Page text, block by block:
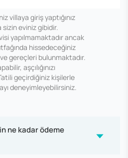
villaya giriş yaptığınız
eviniz gibidir.
yapılmamaktadır ancak
hissedeceğiniz
gereçleri bulunmaktadır.
aşçılığınızı
geçirdiğiniz kişilerle
deneyimleyebilirsiniz.
ne kadar ödeme